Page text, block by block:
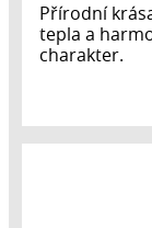
Přírodní
tepla a
charakter.